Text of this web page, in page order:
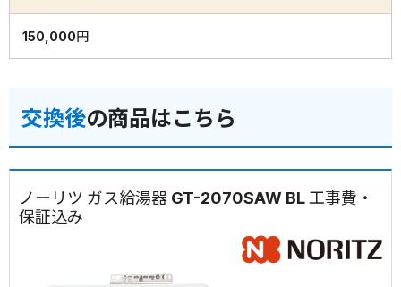
150,000円
交換後の商品はこちら
ノーリツ ガス給湯器 GT-2070SAW BL 工事費・
保証込み